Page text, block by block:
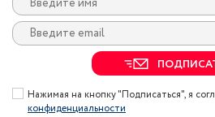
Нажимая на кнопку "Подписаться", я
конфиденциальности